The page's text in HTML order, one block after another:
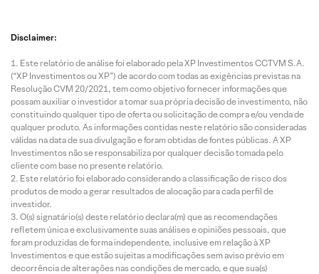
Disclaimer:
Este relatório de análise foi elaborado pela XP Investimentos CCTVM S.A.
(“XP Investimentos ou XP”) de acordo com todas as exigências previstas na
Resolução CVM 20/2021, tem como objetivo fornecer informações que
possam auxiliar o investidor a tomar sua própria decisão de investimento, não
constituindo qualquer tipo de oferta ou solicitação de compra e/ou venda de
qualquer produto. As informações contidas neste relatório são consideradas
válidas na data de sua divulgação e foram obtidas de fontes públicas. A XP
Investimentos não se responsabiliza por qualquer decisão tomada pelo
cliente com base no presente relatório.
Este relatório foi elaborado considerando a classificação de risco dos
produtos de modo a gerar resultados de alocação para cada perfil de
investidor.
O(s) signatário(s) deste relatório declara(m) que as recomendações
refletem única e exclusivamente suas análises e opiniões pessoais, que
foram produzidas de forma independente, inclusive em relação à XP
Investimentos e que estão sujeitas a modificações sem aviso prévio em
decorrência de alterações nas condições de mercado, e que sua(s)